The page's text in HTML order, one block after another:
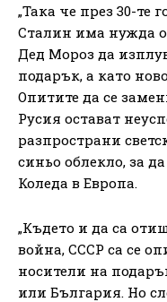
„Така че през 30-те
Сталин има нужда
Дед Мороз да
подарък, а като
Опитите да се
Русия остават
разпространи
синьо облекло, за
Коледа в Европа.
„Където и да са
война, СССР са се
носители на
или България. Но